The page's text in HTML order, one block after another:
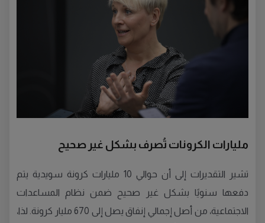
مليارات الكرونات تُصرف بشكل غير صحيح
تشير التقديرات إلى أن حوالي 10 مليارات كرونة سويدية يتم
دفعها سنويًا بشكل غير صحيح ضمن نظام المساعدات
الاجتماعية، من أصل إجمالي إنفاق يصل إلى 670 مليار كرونة. لذا،